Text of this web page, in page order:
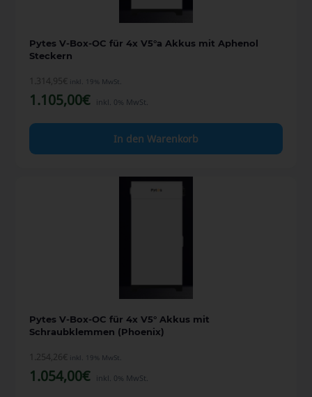
Pytes V-Box-OC für 4x V5°a Akkus mit Aphenol
Steckern
1.314,95€ inkl. 19% MwSt.
1.105,00€ inkl. 0% MwSt.
In den Warenkorb
Pytes V-Box-OC für 4x V5° Akkus mit
Schraubklemmen (Phoenix)
1.254,26€ inkl. 19% MwSt.
1.054,00€ inkl. 0% MwSt.